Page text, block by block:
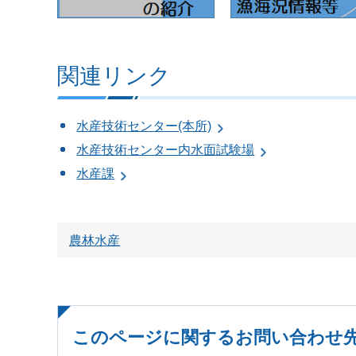
関連リンク
水産技術センター(本所)
水産技術センター内水面試験場
水産課
農林水産
このページに関するお問い合わせ